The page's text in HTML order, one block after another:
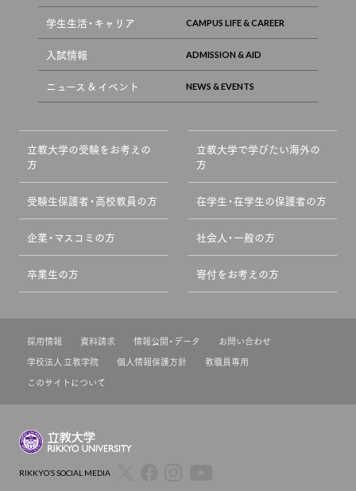
学生生活・キャリア
入試情報
ニュース & イベント
立教大学の受験をお考えの
方
立教大学で学びたい海外の
方
受験生保護者・高校教員の方 在学生・在学生の保護者の方
企業・マスコミの方 社会人・一般の方
卒業生の方 寄付をお考えの方
採用情報 資料請求 情報公開・データ
お問い合わせ
学校法人 立教学院
個人情報保護方針
教職員専用
このサイトについて
RIKKYO’S SOCIAL MEDIA